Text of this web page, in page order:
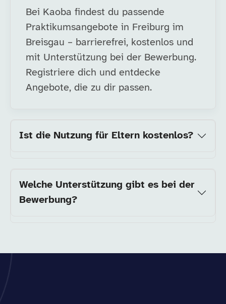
Bei Kaoba findest du passende
Praktikumsangebote in Freiburg im
Breisgau – barrierefrei, kostenlos und
mit Unterstützung bei der Bewerbung.
Registriere dich und entdecke
Angebote, die zu dir passen.
Ist die Nutzung für Eltern kostenlos?
Welche Unterstützung gibt es bei der
Bewerbung?